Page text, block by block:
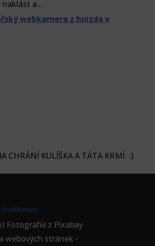
a...
webkamera z hnízda v
CHRÁNÍ KULÍŠKA A TÁTA KRMÍ. :)
Poděkování
Fotografie z Pixabay
webových stránek -